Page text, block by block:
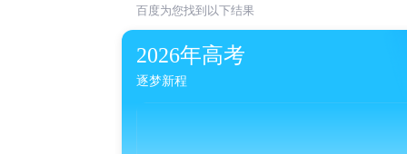
百度为您找到以下结果
2026年高考
逐梦新程